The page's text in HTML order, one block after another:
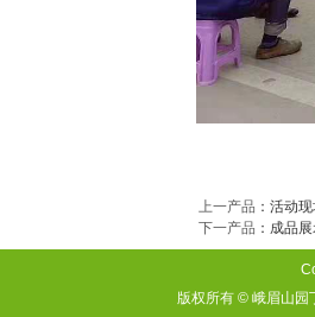
上一产品 ： 活动
下一产品 ： 成品
版权所有 © 峨眉山园